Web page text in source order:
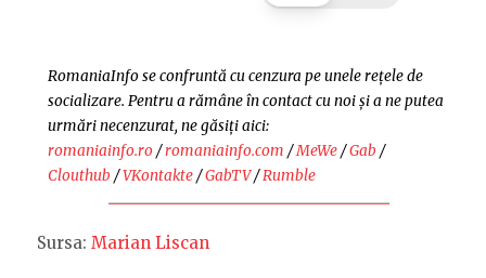
RomaniaInfo se confruntă cu cenzura pe unele rețele de
socializare. Pentru a rămâne în contact cu noi și a ne putea
urmări necenzurat, ne găsiți aici:
romaniainfo.ro/romaniainfo.com /MeWe/Gab /
Clouthub /VKontakte/GabTV/Rumble
Sursa: Marian Liscan